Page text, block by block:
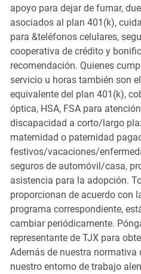
apoyo para dejar de fumar,
asociados al plan 401(k),
para &teléfonos celulares,
cooperativa de crédito y
recomendación. Quienes
servicio u horas también son
equivalente del plan 401(k),
óptica, HSA, FSA para
discapacidad a corto/largo
maternidad o paternidad
festivos/vacaciones/
seguros de automóvil/casa,
asistencia para la adopción.
proporcionan de acuerdo con
programa correspondiente,
cambiar periódicamente.
representante de TJX para
Además de nuestra normativa
nuestro entorno de trabajo